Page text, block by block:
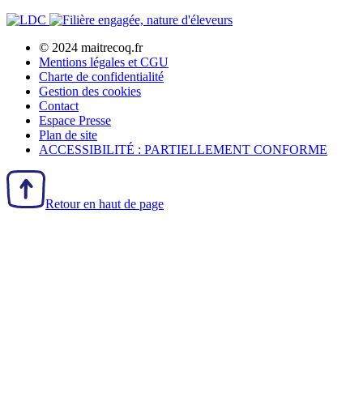
© 2024 maitrecoq.fr
Mentions légales et CGU
Charte de confidentialité
Gestion des cookies
Contact
Espace Presse
Plan de site
ACCESSIBILITÉ : PARTIELLEMENT CONFORME
Retour en haut de page